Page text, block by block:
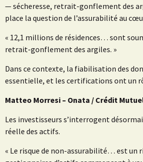
— sécheresse, retrait-gonflement des
place la question de l’assurabilité au
« 12,1 millions de résidences… sont
retrait-gonflement des argiles. »
Dans ce contexte, la fiabilisation des
essentielle, et les certifications ont un
Matteo Morresi – Onata / Crédit
Les investisseurs s’interrogent
réelle des actifs.
« Le risque de non-assurabilité… est un